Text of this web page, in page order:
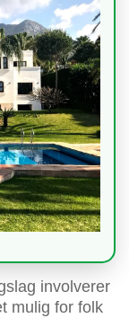
involverer
mulig for folk